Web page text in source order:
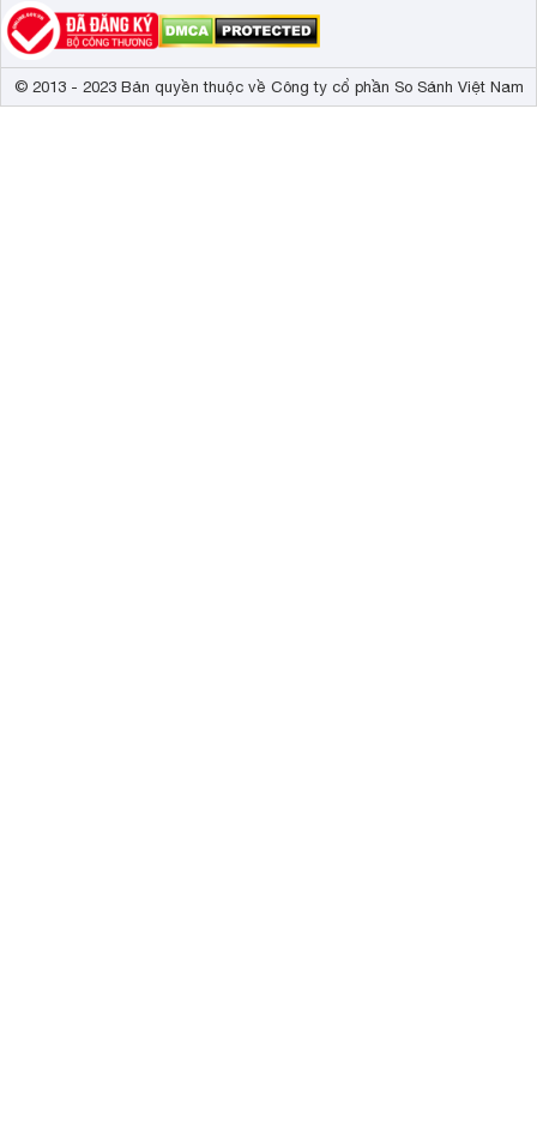
© 2013 - 2023 Bản quyền thuộc về Công ty cổ phần So Sánh Việt Nam